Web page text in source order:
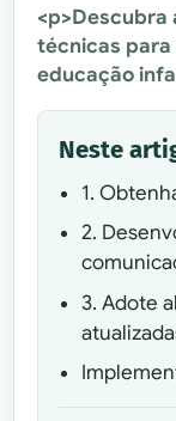
<p>Descubra
técnicas
educação
Neste
1.
2.
3. Adote